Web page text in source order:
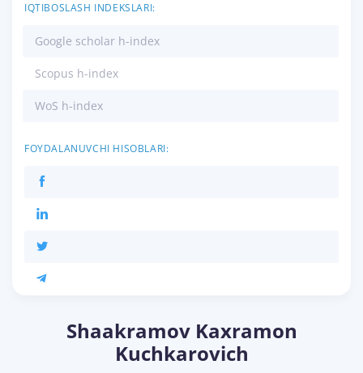
IQTIBOSLASH INDEKSLARI:
Google scholar h-index
Scopus h-index
WoS h-index
FOYDALANUVCHI HISOBLARI:
Shaakramov Kaxramon
Kuchkarovich